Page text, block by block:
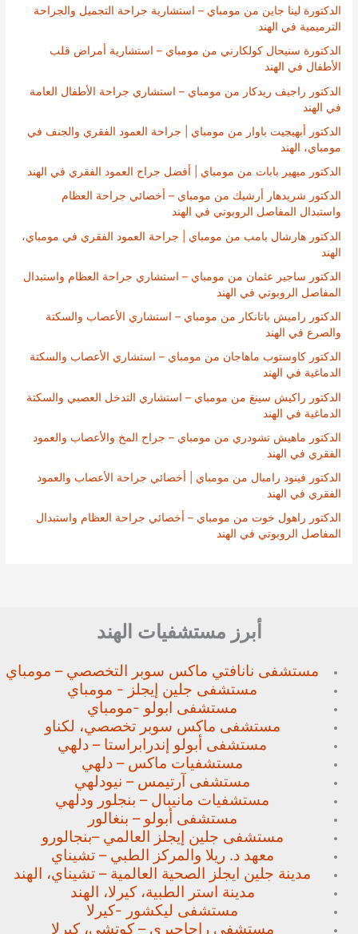
الدكتورة لينا جاين من مومباي – استشارية جراحة التجميل والجراحة
الترميمية في الهند
الدكتورة سنيحال كولكارني من مومباي – استشارية أمراض قلب
الأطفال في الهند
الدكتور راجيف ريدكار من مومباي – استشاري جراحة الأطفال العامة
في الهند
الدكتور أبهيجيت باوار من مومباي | جراحة العمود الفقري والجنف في
مومباي، الهند
الدكتور ميهير بابات من مومباي | أفضل جراح العمود الفقري في الهند
الدكتور شريدهار أرشيك من مومباي – أخصائي جراحة العظام
واستبدال المفاصل الروبوتي في الهند
الدكتور هارشال بامب من مومباي | جراحة العمود الفقري في مومباي،
الهند
الدكتور ساجير عثمان من مومباي – استشاري جراحة العظام واستبدال
المفاصل الروبوتي في الهند
الدكتور راميش باتانكار من مومباي – استشاري الأعصاب والسكتة
والصرع في الهند
الدكتور كاوستوب ماهاجان من مومباي – استشاري الأعصاب والسكتة
الدماغية في الهند
الدكتور راكيش سينغ من مومباي – استشاري التدخل العصبي والسكتة
الدماغية في الهند
الدكتور ماهيش تشودري من مومباي – جراح المخ والأعصاب والعمود
الفقري في الهند
الدكتور فينود رامبال من مومباي | أخصائي جراحة الأعصاب والعمود
الفقري في الهند
الدكتور راهول خوت من مومباي – أخصائي جراحة العظام واستبدال
المفاصل الروبوتي في الهند
أبرز مستشفيات الهند
مستشفى نانافتي ماكس سوبر التخصصي – مومباي
مستشفى جلين إيجلز - مومباي
مستشفى ابولو -مومباي
مستشفى ماكس سوبر تخصصي، لكناو
مستشفى أبولو إندرابراستا – دلهي
مستشفيات ماكس – دلهي
مستشفى آرتيمس – نيودلهي
مستشفيات مانيبال – بنجلور ودلهي
مستشفى أبولو – بنغالور
مستشفى جلين إيجلز العالمي –بنجالورو
معهد د. ريلا والمركز الطبي – تشيناي
مدينة جلين ايجلز الصحية العالمية – تشيناي، الهند
مدينة استر الطبية، كيرلا، الهند
مستشفى ليكشور -كيرلا
مستشفى راجاجيري – كوتشي، كيرلا